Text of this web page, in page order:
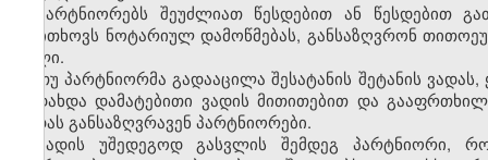
პარტნიორებს შეუძლიათ წესდებით ან წესდებით
მოითხოვს ნოტარიულ დამოწმებას, განსაზღვრონ
წილი.
თუ პარტნიორმა გადააცილა შესატანის შეტანის
გადახდა დამატებითი ვადის მითითებით და
ვადას განსაზღვრავენ პარტნიორები.
ვადის უშედეგოდ გასვლის შემდეგ პარტნიორი,